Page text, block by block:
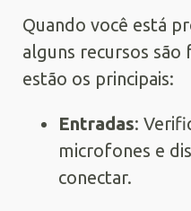
Quando você está
alguns recursos são
estão os principais:
Entradas:
microfones e
conectar.